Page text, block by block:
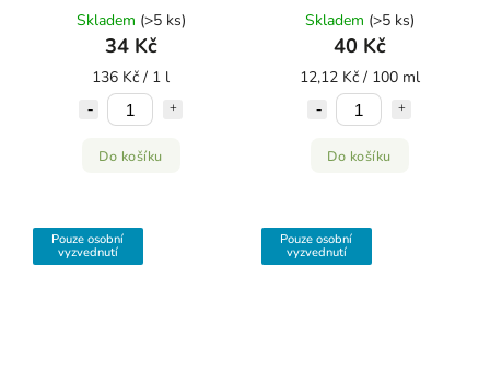
Skladem (>5 ks)
34 Kč
136 Kč / 1 l
Do košíku
Skladem (>5 ks)
40 Kč
12,12 Kč / 100 ml
Do košíku
Pouze osobní
vyzvednutí
Pouze osobní
vyzvednutí